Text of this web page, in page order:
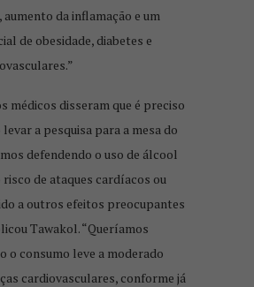
da inflamação e um
de obesidade, diabetes e
médicos disseram que é preciso
a pesquisa para a mesa do
defendendo o uso de álcool
de ataques cardíacos ou
a outros efeitos preocupantes
Tawakol. “Queríamos
o consumo leve a moderado
cardiovasculares, conforme já